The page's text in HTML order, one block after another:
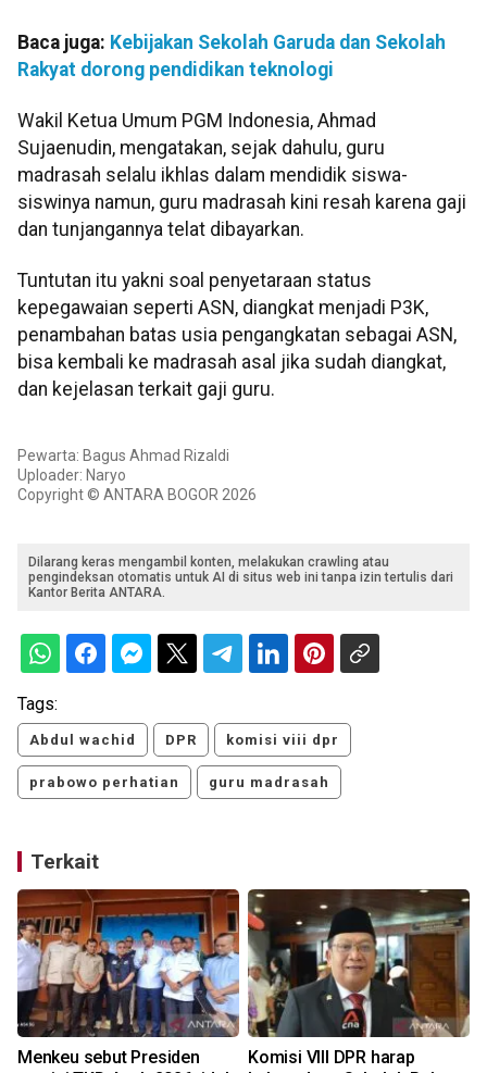
Baca juga: Kebijakan Sekolah Garuda dan Sekolah
Rakyat dorong pendidikan teknologi
Wakil Ketua Umum PGM Indonesia, Ahmad
Sujaenudin, mengatakan, sejak dahulu, guru
madrasah selalu ikhlas dalam mendidik siswa-
siswinya namun, guru madrasah kini resah karena gaji
dan tunjangannya telat dibayarkan.
Tuntutan itu yakni soal penyetaraan status
kepegawaian seperti ASN, diangkat menjadi P3K,
penambahan batas usia pengangkatan sebagai ASN,
bisa kembali ke madrasah asal jika sudah diangkat,
dan kejelasan terkait gaji guru.
Pewarta: Bagus Ahmad Rizaldi
Uploader: Naryo
Copyright © ANTARA BOGOR 2026
Dilarang keras mengambil konten, melakukan crawling atau
pengindeksan otomatis untuk AI di situs web ini tanpa izin tertulis dari
Kantor Berita ANTARA.
Tags:
Abdul wachid DPR komisi viii dpr
prabowo perhatian guru madrasah
Terkait
Menkeu sebut Presiden
Komisi VIII DPR harap